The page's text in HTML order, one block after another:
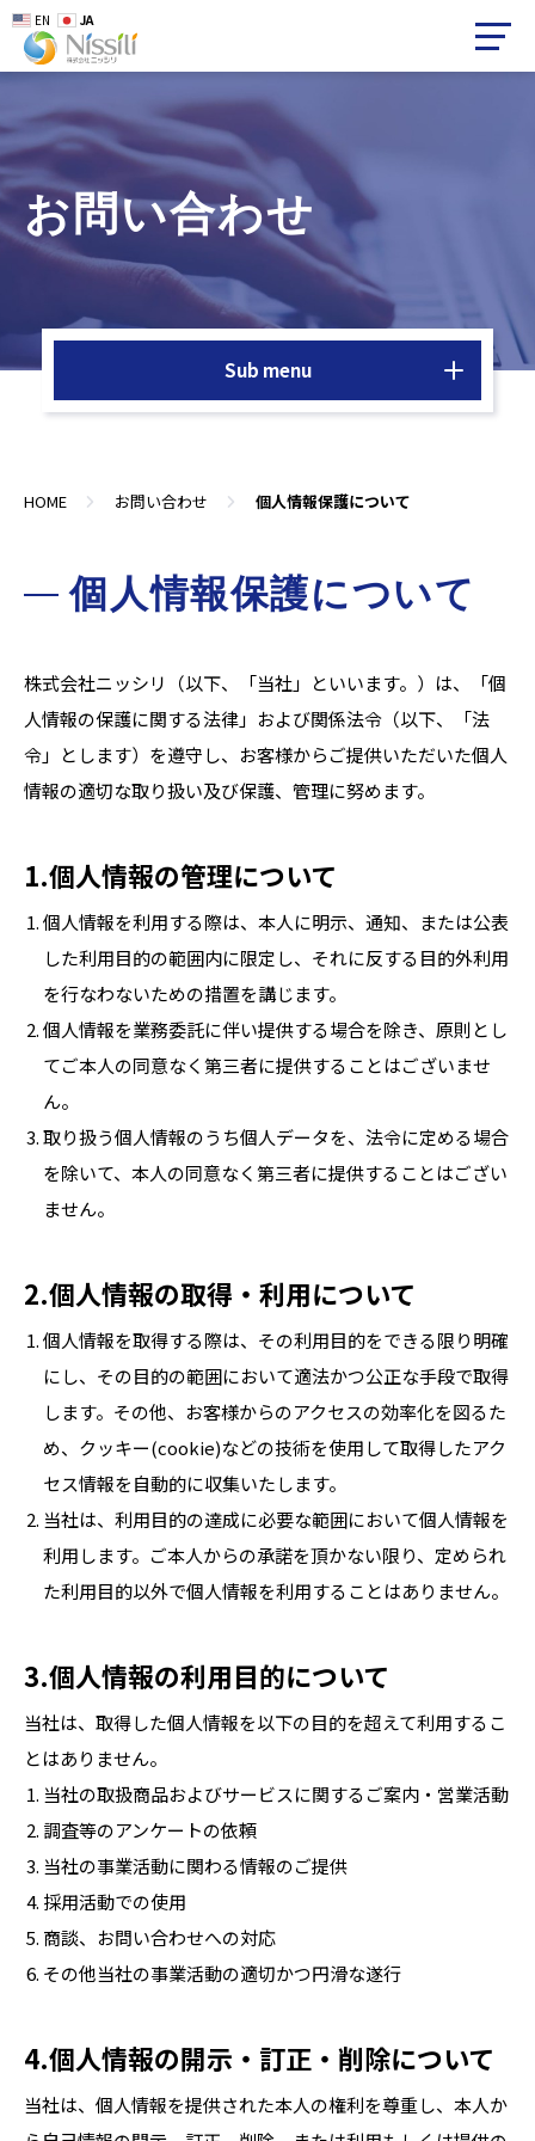
お問い合わせ
Sub menu
HOME お問い合わせ 個人情報保護について
個人情報保護について
株式会社ニッシリ（以下、「当社」といいます。）は、「個
人情報の保護に関する法律」および関係法令（以下、「法
令」とします）を遵守し、お客様からご提供いただいた個人
情報の適切な取り扱い及び保護、管理に努めます。
1.個人情報の管理について
個人情報を利用する際は、本人に明示、通知、または公表
した利用目的の範囲内に限定し、それに反する目的外利用
を行なわないための措置を講じます。
個人情報を業務委託に伴い提供する場合を除き、原則とし
てご本人の同意なく第三者に提供することはございませ
ん。
取り扱う個人情報のうち個人データを、法令に定める場合
を除いて、本人の同意なく第三者に提供することはござい
ません。
2.個人情報の取得・利用について
個人情報を取得する際は、その利用目的をできる限り明確
にし、その目的の範囲において適法かつ公正な手段で取得
します。その他、お客様からのアクセスの効率化を図るた
め、クッキー(cookie)などの技術を使用して取得したアク
セス情報を自動的に収集いたします。
当社は、利用目的の達成に必要な範囲において個人情報を
利用します。ご本人からの承諾を頂かない限り、定められ
た利用目的以外で個人情報を利用することはありません。
3.個人情報の利用目的について
当社は、取得した個人情報を以下の目的を超えて利用するこ
とはありません。
当社の取扱商品およびサービスに関するご案内・営業活動
調査等のアンケートの依頼
当社の事業活動に関わる情報のご提供
採用活動での使用
商談、お問い合わせへの対応
その他当社の事業活動の適切かつ円滑な遂行
4.個人情報の開示・訂正・削除について
当社は、個人情報を提供された本人の権利を尊重し、本人か
EN JA